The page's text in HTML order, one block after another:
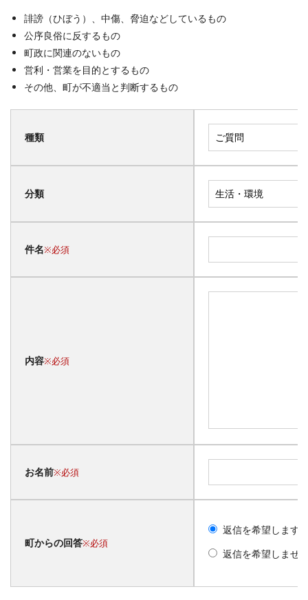
誹謗（ひぼう）、中傷、脅迫などしているもの
公序良俗に反するもの
町政に関連のないもの
営利・営業を目的とするもの
その他、町が不適当と判断するもの
種類
分類
件名※必須
内容※必須
お名前※必須
町からの回答※必須
返信を希望します
返信を希望しませ